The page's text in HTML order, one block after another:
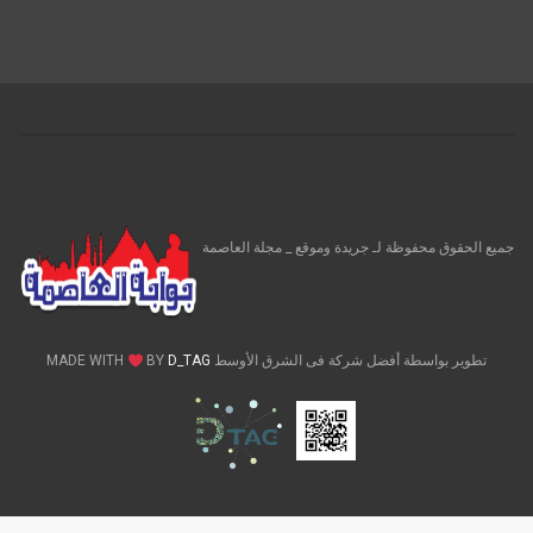
جميع الحقوق محفوظة لـ جريدة وموقع _ مجلة العاصمة
تطوير بواسطة أفضل شركة فى الشرق الأوسط MADE WITH BY D_TAG